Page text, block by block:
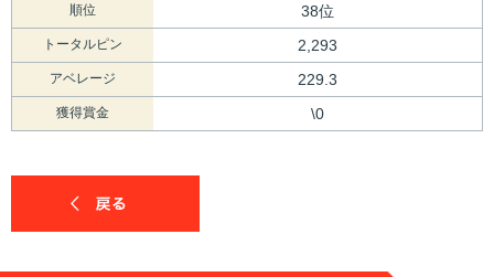
順位 38位
トータルピン 2,293
アベレージ 229.3
獲得賞金 \0